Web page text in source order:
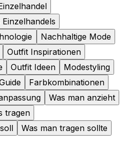
Nachhaltige Mode
Outfit Inspirationen
Outfit Ideen
Modestyling
Farbkombinationen
Was man anzieht
tragen
Was man tragen sollte